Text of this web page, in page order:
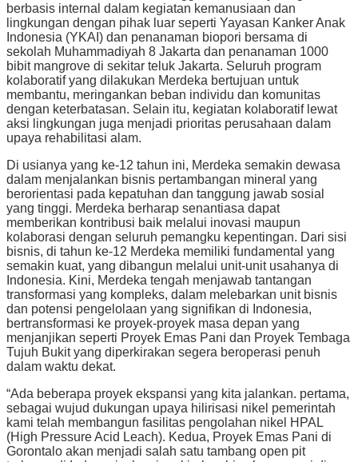
berbasis internal dalam kegiatan kemanusiaan dan
lingkungan dengan pihak luar seperti Yayasan Kanker Anak
Indonesia (YKAI) dan penanaman biopori bersama di
sekolah Muhammadiyah 8 Jakarta dan penanaman 1000
bibit mangrove di sekitar teluk Jakarta. Seluruh program
kolaboratif yang dilakukan Merdeka bertujuan untuk
membantu, meringankan beban individu dan komunitas
dengan keterbatasan. Selain itu, kegiatan kolaboratif lewat
aksi lingkungan juga menjadi prioritas perusahaan dalam
upaya rehabilitasi alam.
Di usianya yang ke-12 tahun ini, Merdeka semakin dewasa
dalam menjalankan bisnis pertambangan mineral yang
berorientasi pada kepatuhan dan tanggung jawab sosial
yang tinggi. Merdeka berharap senantiasa dapat
memberikan kontribusi baik melalui inovasi maupun
kolaborasi dengan seluruh pemangku kepentingan. Dari sisi
bisnis, di tahun ke-12 Merdeka memiliki fundamental yang
semakin kuat, yang dibangun melalui unit-unit usahanya di
Indonesia. Kini, Merdeka tengah menjawab tantangan
transformasi yang kompleks, dalam melebarkan unit bisnis
dan potensi pengelolaan yang signifikan di Indonesia,
bertransformasi ke proyek-proyek masa depan yang
menjanjikan seperti Proyek Emas Pani dan Proyek Tembaga
Tujuh Bukit yang diperkirakan segera beroperasi penuh
dalam waktu dekat.
“Ada beberapa proyek ekspansi yang kita jalankan. pertama,
sebagai wujud dukungan upaya hilirisasi nikel pemerintah
kami telah membangun fasilitas pengolahan nikel HPAL
(High Pressure Acid Leach). Kedua, Proyek Emas Pani di
Gorontalo akan menjadi salah satu tambang open pit